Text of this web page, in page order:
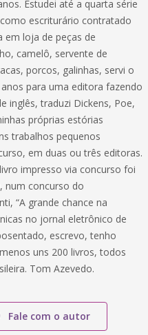
Estudei até a quarta série
escriturário contratado
em loja de peças de
camelô, servente de
porcos, galinhas, servi o
para uma editora fazendo
inglês, traduzi Dickens, Poe,
próprias estórias
trabalhos pequenos
em duas ou três editoras.
impresso via concurso foi
num concurso do
“A grande chance na
no jornal eletrônico de
escrevo, tenho
uns 200 livros, todos
Tom Azevedo.
Fale com o autor